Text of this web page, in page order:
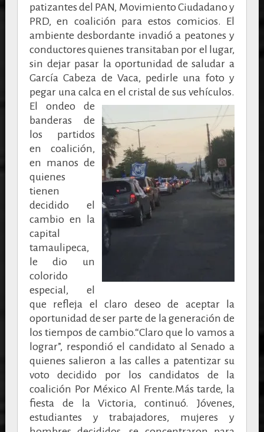
patizantes del PAN, Movimiento Ciudadano y
PRD, en coalición para estos comicios. El
ambiente desbordante invadió a peatones y
conductores quienes transitaban por el lugar,
sin dejar pasar la oportunidad de saludar a
García Cabeza de Vaca, pedirle una foto y
pegar una calca en el cristal de sus vehículos.
El ondeo de
banderas de
los partidos
en coalición,
en manos de
quienes
tienen
decidido el
cambio en la
capital
tamaulipeca,
le dio un
colorido
especial, el
que refleja el claro deseo de aceptar la
oportunidad de ser parte de la generación de
los tiempos de cambio.“Claro que lo vamos a
lograr”, respondió el candidato al Senado a
quienes salieron a las calles a patentizar su
voto decidido por los candidatos de la
coalición Por México Al Frente.Más tarde, la
fiesta de la Victoria, continuó. Jóvenes,
estudiantes y trabajadores, mujeres y